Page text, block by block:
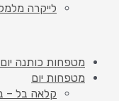
לייקרה
מטפחות כותנה
מטפחות יום
קלאה בל –